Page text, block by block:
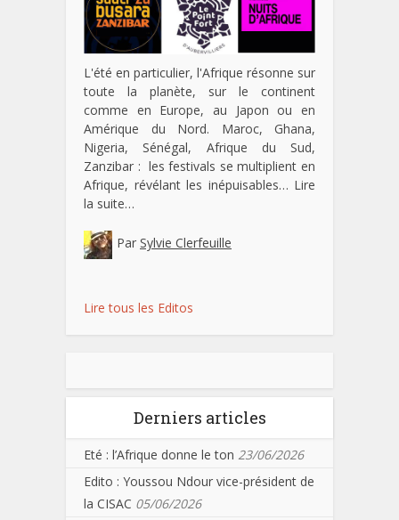
L'été en particulier, l'Afrique résonne sur
toute la planète, sur le continent
comme en Europe, au Japon ou en
Amérique du Nord. Maroc, Ghana,
Nigeria, Sénégal, Afrique du Sud,
Zanzibar : les festivals se multiplient en
Afrique, révélant les inépuisables… Lire
la suite…
Par Sylvie Clerfeuille
Lire tous les Editos
Derniers articles
Eté : l’Afrique donne le ton 23/06/2026
Edito : Youssou Ndour vice-président de
la CISAC 05/06/2026